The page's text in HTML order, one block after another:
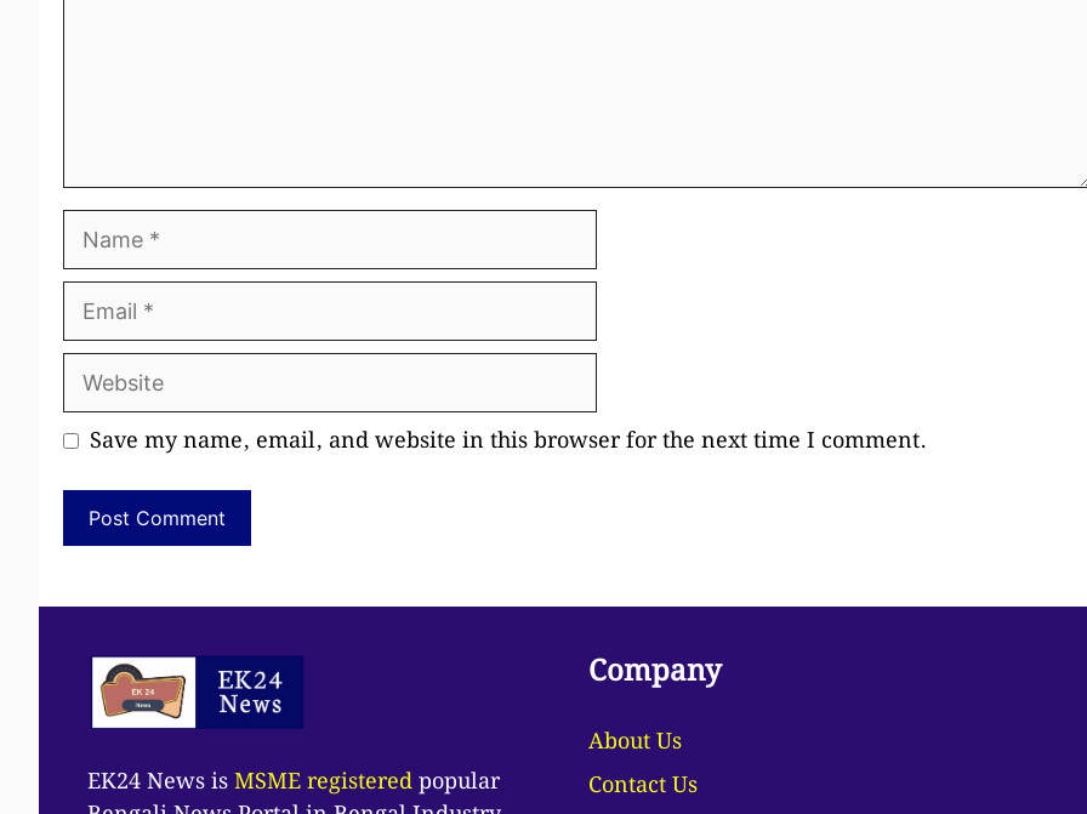
Name
Email
Website
Save my name, email, and website in this browser for the next time I comment.
EK24 News isMSME registeredpopular
Company
About Us
Contact Us